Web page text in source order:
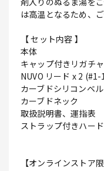
は高温となるため、
【 セット内容 】
本体
キャップ付きリガチ
NUVO リード x 2
カーブドシリコンベル
カーブドネック
取扱説明書、運指表
ストラップ付きハー
【オンラインストア